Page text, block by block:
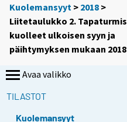
Kuolemansyyt > 2018 >
Liitetaulukko 2.
kuolleet ulkoisen syyn ja
päihtymyksen mukaan 2018
Avaa valikko
TILASTOT
Kuolemansyyt